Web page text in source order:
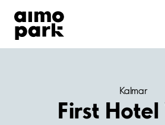
Hitta parkering
Samarbete
Kundservice
Kalmar
First